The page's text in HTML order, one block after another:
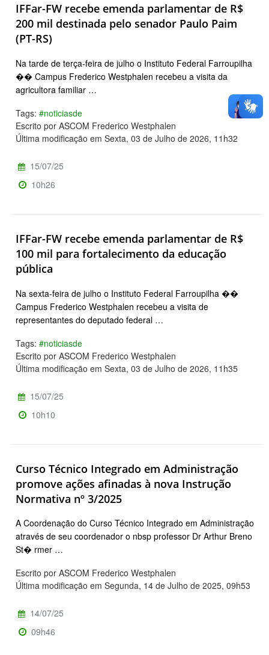
IFFar-FW recebe emenda parlamentar de R$
200 mil destinada pelo senador Paulo Paim
(PT-RS)
Na tarde de terça-feira de julho o Instituto Federal Farroupilha
�� Campus Frederico Westphalen recebeu a visita da
agricultora familiar …
Tags: #noticiasde
Escrito por ASCOM Frederico Westphalen
Última modificação em Sexta, 03 de Julho de 2026, 11h32
15/07/25
10h26
IFFar-FW recebe emenda parlamentar de R$
100 mil para fortalecimento da educação
pública
Na sexta-feira de julho o Instituto Federal Farroupilha ��
Campus Frederico Westphalen recebeu a visita de
representantes do deputado federal …
Tags: #noticiasde
Escrito por ASCOM Frederico Westphalen
Última modificação em Sexta, 03 de Julho de 2026, 11h35
15/07/25
10h10
Curso Técnico Integrado em Administração
promove ações afinadas à nova Instrução
Normativa nº 3/2025
A Coordenação do Curso Técnico Integrado em Administração
através de seu coordenador o nbsp professor Dr Arthur Breno
St� rmer …
Escrito por ASCOM Frederico Westphalen
Última modificação em Segunda, 14 de Julho de 2025, 09h53
14/07/25
09h46